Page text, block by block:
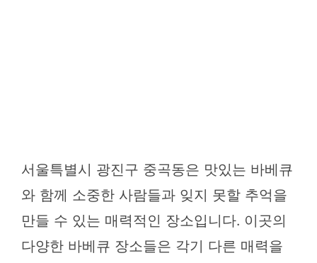
서울특별시 광진구 중곡동은 맛있는 바베큐
와 함께 소중한 사람들과 잊지 못할 추억을
만들 수 있는 매력적인 장소입니다. 이곳의
다양한 바베큐 장소들은 각기 다른 매력을